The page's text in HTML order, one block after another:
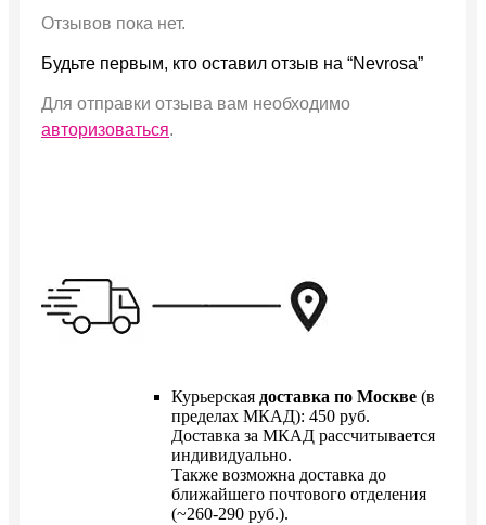
Отзывов пока нет.
Будьте первым, кто оставил отзыв на “Nevrosa”
Для отправки отзыва вам необходимо
авторизоваться.
Курьерская доставка по Москве (в
пределах МКАД): 450 руб.
Доставка за МКАД рассчитывается
индивидуально.
Также возможна доставка до
ближайшего почтового отделения
(~260-290 руб.).